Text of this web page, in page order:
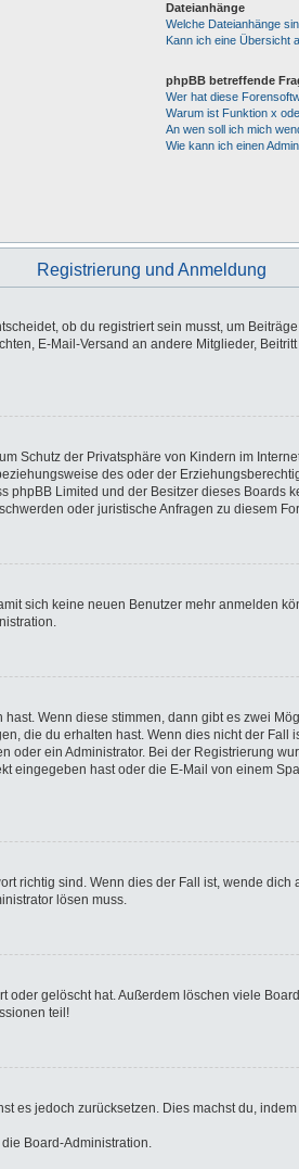
Dateianhänge
Welche Dateianhänge
Kann ich eine Übersicht
phpBB betreffende
Wer hat diese
Warum ist Funktion x
An wen soll ich mich
Wie kann ich einen
Registrierung und Anmeldung
ob du registriert sein musst, um
E-Mail-Versand an andere Mitglieder,
Schutz der Privatsphäre von Kindern im
des oder der
Limited und der Besitzer dieses
oder juristische Anfragen zu diesem
sich keine neuen Benutzer mehr anmelden
Wenn diese stimmen, dann gibt es zwei
die du erhalten hast. Wenn dies nicht der
ein Administrator. Bei der Registrierung
eingegeben hast oder die E-Mail von einem
richtig sind. Wenn dies der Fall ist, wende
lösen muss.
gelöscht hat. Außerdem löschen viele
teil!
jedoch zurücksetzen. Dies machst du,
Board-Administration.